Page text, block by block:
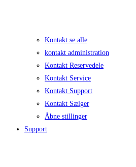
Kontakt se alle
kontakt administration
Kontakt Reservedele
Kontakt Service
Kontakt Support
Kontakt Sælger
Åbne stillinger
Support